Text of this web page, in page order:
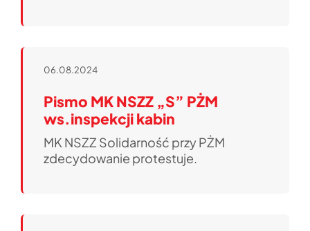
06.08.2024
Pismo MK NSZZ „S” PŻM
ws.inspekcji kabin
MK NSZZ Solidarność przy PŻM
zdecydowanie protestuje.